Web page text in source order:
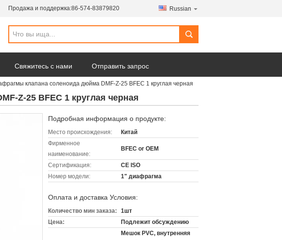
Продажа и поддержка:86-574-83879820 Russian
Свяжитесь с нами Отправить запрос
клапана соленоида дюйма DMF-Z-25 BFEC 1 круглая черная
Z-25 BFEC 1 круглая черная
Подробная информация о продукте:
Место происхождения:
Китай
Фирменное
наименование:
BFEC or OEM
Сертификация:
CE ISO
Номер модели:
1" диафрагма
Оплата и доставка Условия:
Количество мин заказа:
1шт
Цена:
Подлежит обсуждению
Мешок PVC, внутренняя